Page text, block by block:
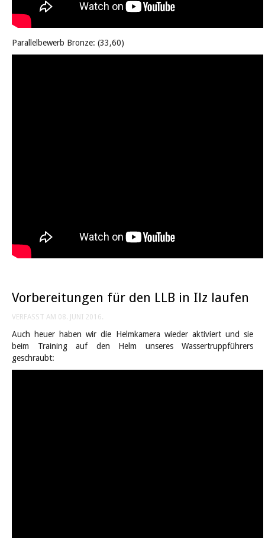
Parallelbewerb Bronze: (33,60)
Vorbereitungen für den LLB in Ilz laufen
VERFASST AM 08. JUNI 2016.
Auch heuer haben wir die Helmkamera wieder aktiviert und sie
beim Training auf den Helm unseres Wassertruppführers
geschraubt: